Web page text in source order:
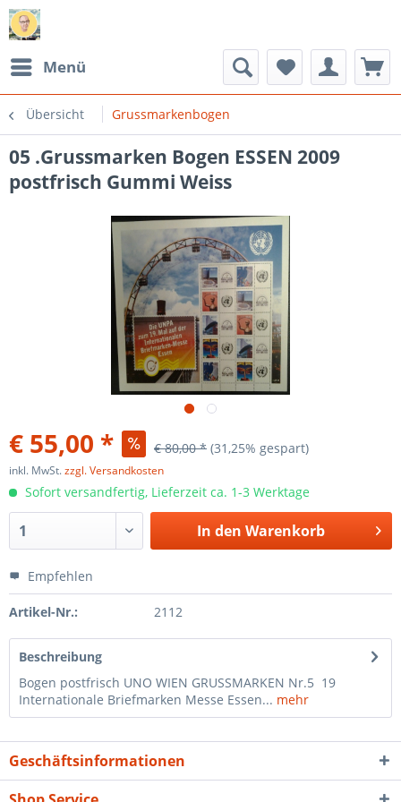
Menü
Übersicht Grussmarkenbogen
05 .Grussmarken Bogen ESSEN 2009
postfrisch Gummi Weiss
€ 55,00 * € 80,00 * (31,25% gespart)
inkl. MwSt.zzgl. Versandkosten
Sofort versandfertig, Lieferzeit ca. 1-3 Werktage
In den Warenkorb
Empfehlen
Artikel-Nr.: 2112
Beschreibung
Bogen postfrisch UNO WIEN GRUSSMARKEN Nr.5 19
Internationale Briefmarken Messe Essen... mehr
Geschäftsinformationen